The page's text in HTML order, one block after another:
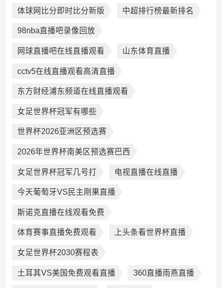
体球网比分即时比分新版 中超排行榜最新排名
98nba直播吧录像回放
网球直播吧在线直播观看 山东体育直播
cctv5在线直播观看高清直播
东方财经浦东频道在线直播观看
女足世界杯冠军有哪些
世界杯2026亚洲区预选赛
2026年世界杯南美区预选赛巴西
女足世界杯冠军几号打 电视直播在线直播
今天葡萄牙VS民主刚果直播
斯诺克直播在线观看免费
体育赛事直播免费观看 上头条看世界杯直播
女足世界杯2030赛程表
土耳其VS美国免费观看直播 360直播雨燕直播